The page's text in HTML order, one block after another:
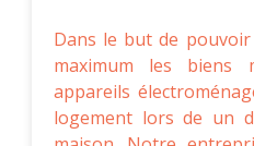
Dans le but de
maximum les biens
appareils
logement lors de un